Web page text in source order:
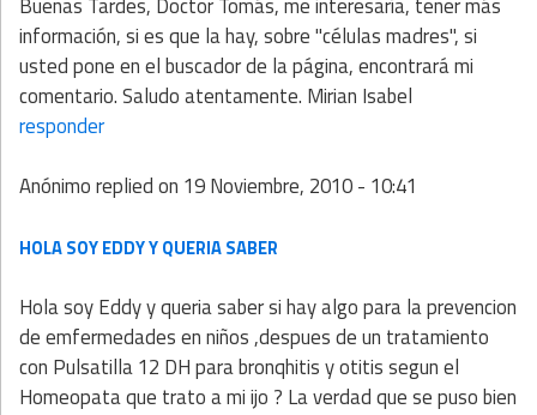
información, si es que la hay, sobre "células madres", si
usted pone en el buscador de la página, encontrará mi
comentario. Saludo atentamente. Mirian Isabel
responder
Anónimoreplied on 19 Noviembre, 2010 - 10:41
HOLA SOY EDDY Y QUERIA SABER
Hola soy Eddy y queria saber si hay algo para la prevencion
de emfermedades en niños ,despues de un tratamiento
con Pulsatilla 12 DH para bronqhitis y otitis segun el
Homeopata que trato a mi ijo ? La verdad que se puso bien